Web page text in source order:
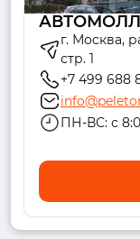
АВТОМОЛЛ
г. Москва,
стр. 1
+7 499 688
ПН-ВС: с